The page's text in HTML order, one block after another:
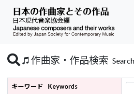
作曲家・作品検索
キーワード Keywords